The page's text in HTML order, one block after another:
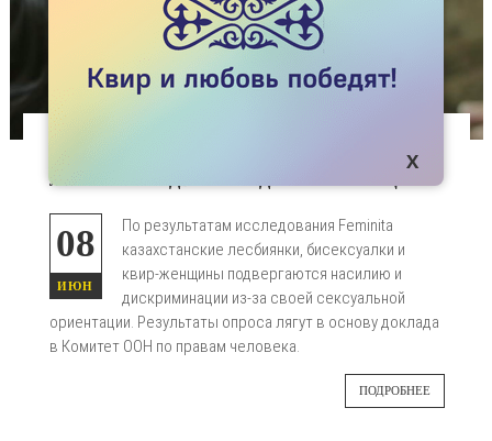
ЛЕСБИЯНКИ: ДВОЙНАЯ ДИСКРИМИНАЦИЯ
08
ИЮН
По результатам исследования Feminita
казахстанские лесбиянки, бисексуалки и
квир-женщины подвергаются насилию и
дискриминации из-за своей сексуальной
ориентации. Результаты опроса лягут в основу доклада
в Комитет ООН по правам человека.
ПОДРОБНЕЕ